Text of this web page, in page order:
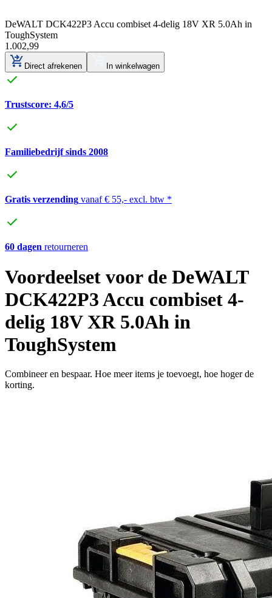
DeWALT DCK422P3 Accu combiset 4-delig 18V XR 5.0Ah in
ToughSystem
1 .002,99
Direct afrekenen In winkelwagen
Trustscore: 4,6/5
Familiebedrijf sinds 2008
Gratis verzending vanaf € 55,- excl. btw *
60 dagen retourneren
Voordeelset voor de DeWALT
DCK422P3 Accu combiset 4-
delig 18V XR 5.0Ah in
ToughSystem
Combineer en bespaar. Hoe meer items je toevoegt, hoe hoger de
korting.